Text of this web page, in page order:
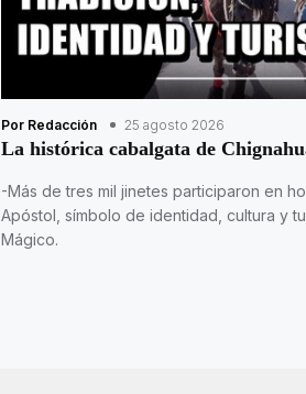
Por Redacción 25 agosto 2026
La histórica cabalgata de
-Más de tres mil jinetes participaron en
Apóstol, símbolo de identidad, cultura y
Mágico.